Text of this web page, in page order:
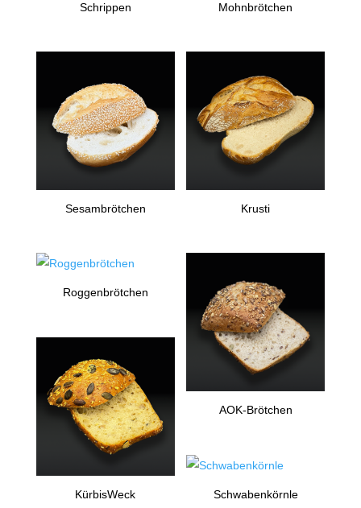
Schrippen Mohnbrötchen
Sesambrötchen Krusti
Roggenbrötchen
AOK-Brötchen
KürbisWeck Schwabenkörnle